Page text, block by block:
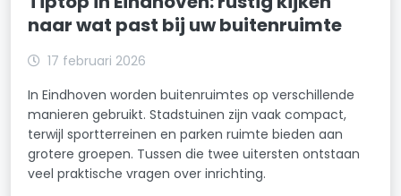
naar wat past bij uw buitenruimte
17 februari 2026
In Eindhoven worden buitenruimtes op verschillende
manieren gebruikt. Stadstuinen zijn vaak compact,
terwijl sportterreinen en parken ruimte bieden aan
grotere groepen. Tussen die twee uitersten ontstaan
veel praktische vragen over inrichting.